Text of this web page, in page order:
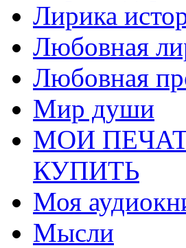
Лирика
Любовная
Любовная
Мир души
МОИ
КУПИТЬ
Моя
Мысли